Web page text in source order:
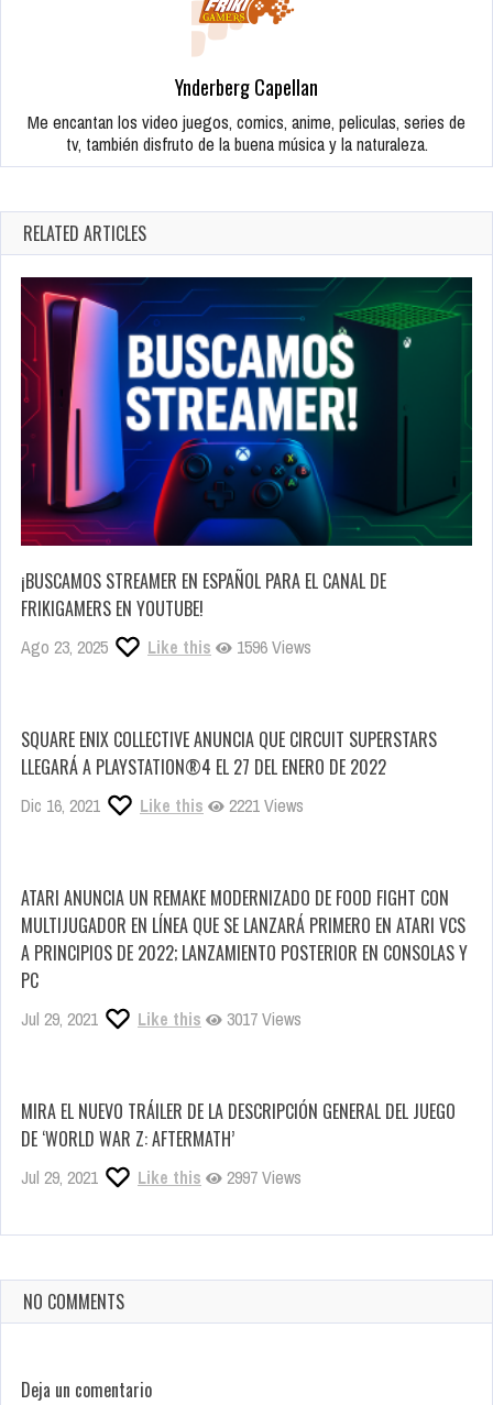
Ynderberg Capellan
Me encantan los video juegos, comics, anime, peliculas, series de
tv, también disfruto de la buena música y la naturaleza.
RELATED ARTICLES
¡BUSCAMOS STREAMER EN ESPAÑOL PARA EL CANAL DE
FRIKIGAMERS EN YOUTUBE!
Ago 23, 2025 Like this 1596 Views
SQUARE ENIX COLLECTIVE ANUNCIA QUE CIRCUIT SUPERSTARS
LLEGARÁ A PLAYSTATION®4 EL 27 DEL ENERO DE 2022
Dic 16, 2021 Like this 2221 Views
ATARI ANUNCIA UN REMAKE MODERNIZADO DE FOOD FIGHT CON
MULTIJUGADOR EN LÍNEA QUE SE LANZARÁ PRIMERO EN ATARI VCS
A PRINCIPIOS DE 2022; LANZAMIENTO POSTERIOR EN CONSOLAS Y
PC
Jul 29, 2021 Like this 3017 Views
MIRA EL NUEVO TRÁILER DE LA DESCRIPCIÓN GENERAL DEL JUEGO
DE ‘WORLD WAR Z: AFTERMATH’
Jul 29, 2021 Like this 2997 Views
NO COMMENTS
Deja un comentario